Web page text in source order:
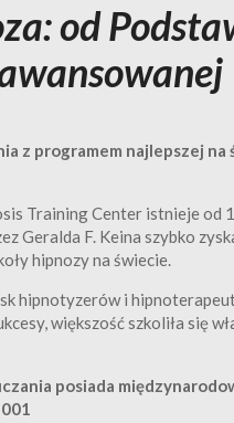
od
z programem najlepszej na
Training Center istnieje od
Geralda F. Keina szybko
hipnozy na świecie.
hipnotyzerów i
większość szkoliła się
posiada